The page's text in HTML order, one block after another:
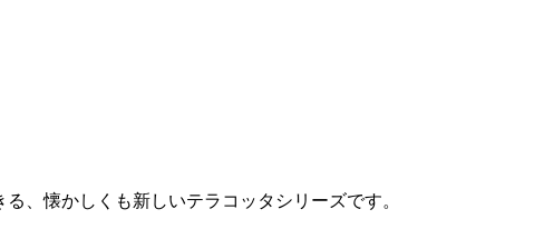
、懐かしくも新しいテラコッタシリーズです。